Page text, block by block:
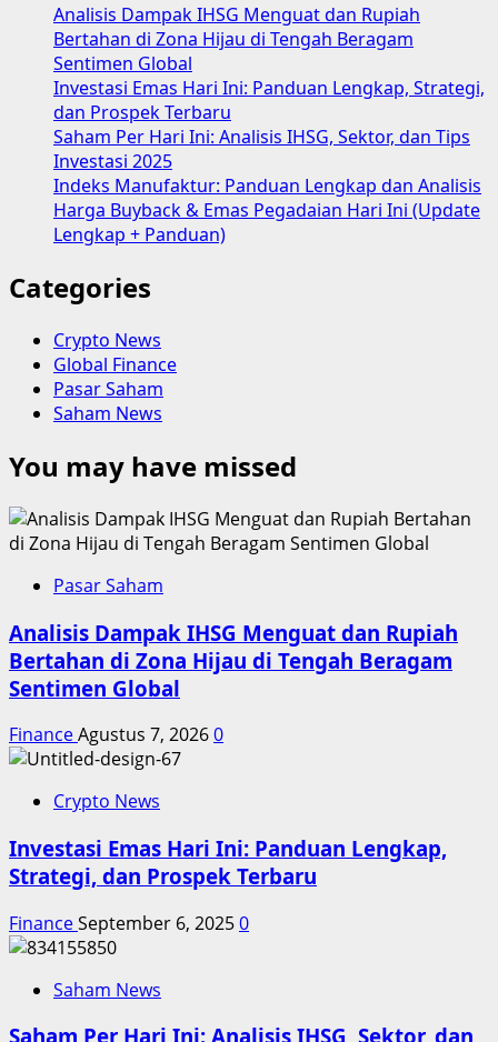
Analisis Dampak IHSG Menguat dan Rupiah
Bertahan di Zona Hijau di Tengah Beragam
Sentimen Global
Investasi Emas Hari Ini: Panduan Lengkap, Strategi,
dan Prospek Terbaru
Saham Per Hari Ini: Analisis IHSG, Sektor, dan Tips
Investasi 2025
Indeks Manufaktur: Panduan Lengkap dan Analisis
Harga Buyback & Emas Pegadaian Hari Ini (Update
Lengkap + Panduan)
Categories
Crypto News
Global Finance
Pasar Saham
Saham News
You may have missed
Pasar Saham
Analisis Dampak IHSG Menguat dan Rupiah
Bertahan di Zona Hijau di Tengah Beragam
Sentimen Global
FinanceAgustus 7, 20260
Crypto News
Investasi Emas Hari Ini: Panduan Lengkap,
Strategi, dan Prospek Terbaru
FinanceSeptember 6, 20250
Saham News
Saham Per Hari Ini: Analisis IHSG, Sektor, dan